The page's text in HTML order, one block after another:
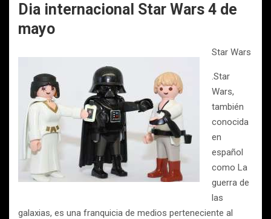
Dia internacional Star Wars 4 de
mayo
Star Wars
.Star
Wars,
también
conocida
en
español
como La
guerra de
las
galaxias, es una franquicia de medios perteneciente al